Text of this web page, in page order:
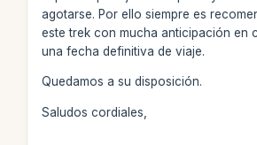
agotarse. Por ello siempre es
este trek con mucha anticipación en
una fecha definitiva de viaje.
Quedamos a su disposición.
Saludos cordiales,